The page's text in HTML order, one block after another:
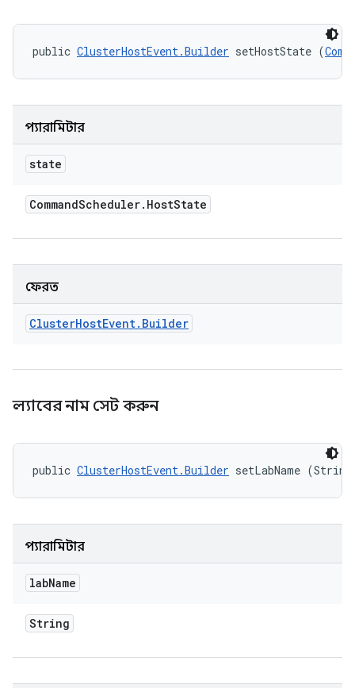
public ClusterHostEvent.Builder setHostState (
প্যারামিটার
state
CommandScheduler. HostState
ফেরত
ClusterHostEvent. Builder
ল্যাবের নাম সেট করুন
public ClusterHostEvent.Builder setLabName (String
প্যারামিটার
labName
String